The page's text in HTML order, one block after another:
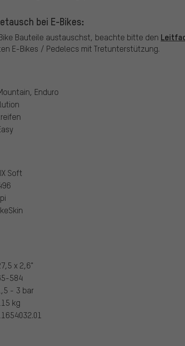
bei E-Bikes:
Bauteile austauschst, beachte bitte den
E-Bikes / Pedelecs mit Tretunterstützung.
Enduro
Soft
x 2,6"
584
- 3 bar
kg